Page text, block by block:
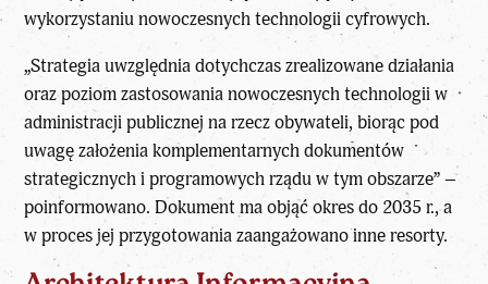
wykorzystaniu nowoczesnych technologii cyfrowych.
„Strategia uwzględnia dotychczas zrealizowane działania
oraz poziom zastosowania nowoczesnych technologii w
administracji publicznej na rzecz obywateli, biorąc pod
uwagę założenia komplementarnych dokumentów
strategicznych i programowych rządu w tym obszarze” –
poinformowano. Dokument ma objąć okres do 2035 r., a
w proces jej przygotowania zaangażowano inne resorty.